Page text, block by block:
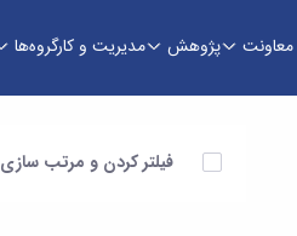
معاونت پژوهش مدیریت و کارگروه‌ها
آیتم ها را انتخاب کنید
فیلتر کردن و مرتب سازی